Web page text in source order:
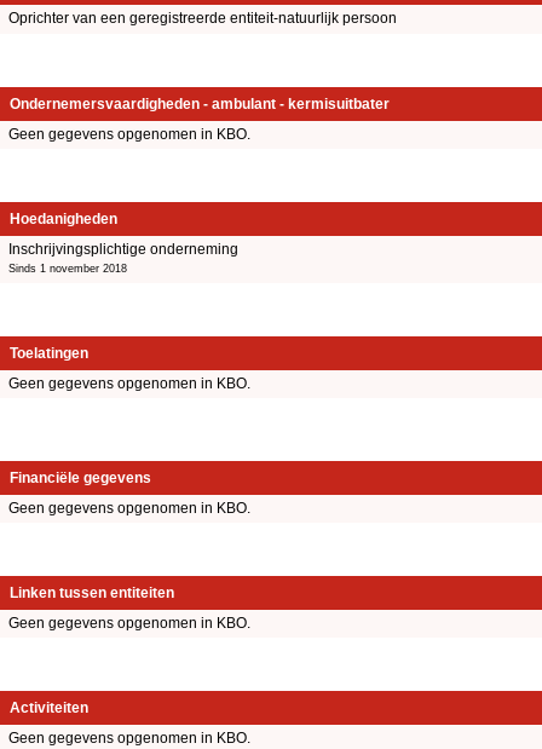
Oprichter van een geregistreerde entiteit-natuurlijk persoon
Ondernemersvaardigheden - ambulant - kermisuitbater
Geen gegevens opgenomen in KBO.
Hoedanigheden
Inschrijvingsplichtige onderneming
Sinds 1 november 2018
Toelatingen
Geen gegevens opgenomen in KBO.
Financiële gegevens
Geen gegevens opgenomen in KBO.
Linken tussen entiteiten
Geen gegevens opgenomen in KBO.
Activiteiten
Geen gegevens opgenomen in KBO.